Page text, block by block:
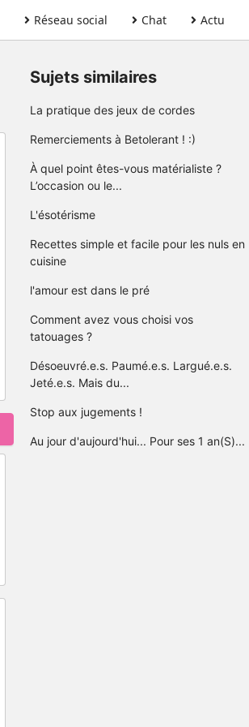
Réseau social Chat Actu
Sujets similaires
La pratique des jeux de cordes
Remerciements à Betolerant ! :)
À quel point êtes-vous matérialiste ?
L’occasion ou le...
L'ésotérisme
Recettes simple et facile pour les nuls en
cuisine
l'amour est dans le pré
Comment avez vous choisi vos
tatouages ?
Désoeuvré.e.s. Paumé.e.s. Largué.e.s.
Jeté.e.s. Mais du...
Stop aux jugements !
Au jour d'aujourd'hui... Pour ses 1 an(S)...